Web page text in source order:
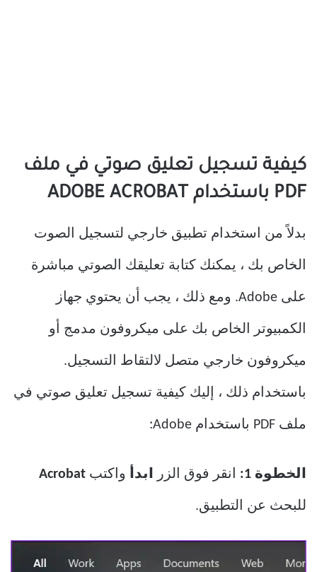
كيفية تسجيل تعليق صوتي في ملف
PDF باستخدام ADOBE ACROBAT
بدلاً من استخدام تطبيق خارجي لتسجيل الصوت
الخاص بك ، يمكنك كتابة تعليقك الصوتي مباشرة
على Adobe. ومع ذلك ، يجب أن يحتوي جهاز
الكمبيوتر الخاص بك على ميكروفون مدمج أو
ميكروفون خارجي متصل لالتقاط التسجيل.
باستخدام ذلك ، إليك كيفية تسجيل تعليق صوتي في
ملف PDF باستخدام Adobe:
الخطوة 1: انقر فوق الزر ابدأ واكتب Acrobat
للبحث عن التطبيق.